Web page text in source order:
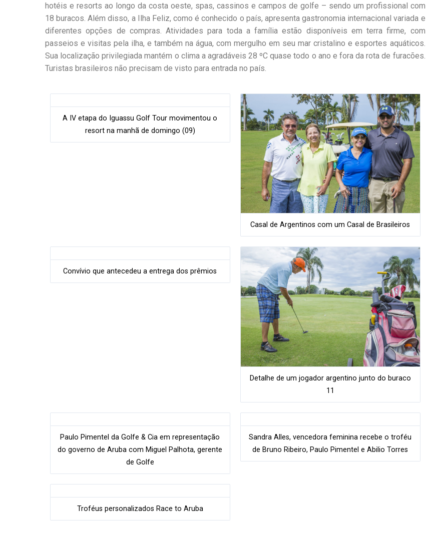
hotéis e resorts ao longo da costa oeste, spas, cassinos e campos de golfe – sendo um profissional com
18 buracos. Além disso, a Ilha Feliz, como é conhecido o país, apresenta gastronomia internacional variada e
diferentes opções de compras. Atividades para toda a família estão disponíveis em terra firme, com
passeios e visitas pela ilha, e também na água, com mergulho em seu mar cristalino e esportes aquáticos.
Sua localização privilegiada mantém o clima a agradáveis 28 ºC quase todo o ano e fora da rota de furacões.
Turistas brasileiros não precisam de visto para entrada no país.
A IV etapa do Iguassu Golf Tour movimentou o
resort na manhã de domingo (09)
Casal de Argentinos com um Casal de Brasileiros
Convívio que antecedeu a entrega dos prêmios
Detalhe de um jogador argentino junto do buraco
11
Paulo Pimentel da Golfe & Cia em representação
do governo de Aruba com Miguel Palhota, gerente
de Golfe
Sandra Alles, vencedora feminina recebe o troféu
de Bruno Ribeiro, Paulo Pimentel e Abilio Torres
Troféus personalizados Race to Aruba